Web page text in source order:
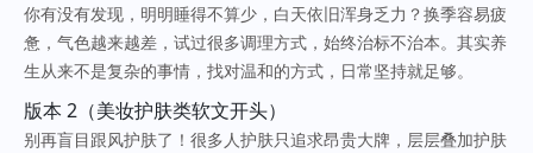
你有没有发现，明明睡得不算少，白天依旧浑身乏力？换季容易疲
惫，气色越来越差，试过很多调理方式，始终治标不治本。其实养
生从来不是复杂的事情，找对温和的方式，日常坚持就足够。
版本 2（美妆护肤类软文开头）
别再盲目跟风护肤了！很多人护肤只追求昂贵大牌，层层叠加护肤